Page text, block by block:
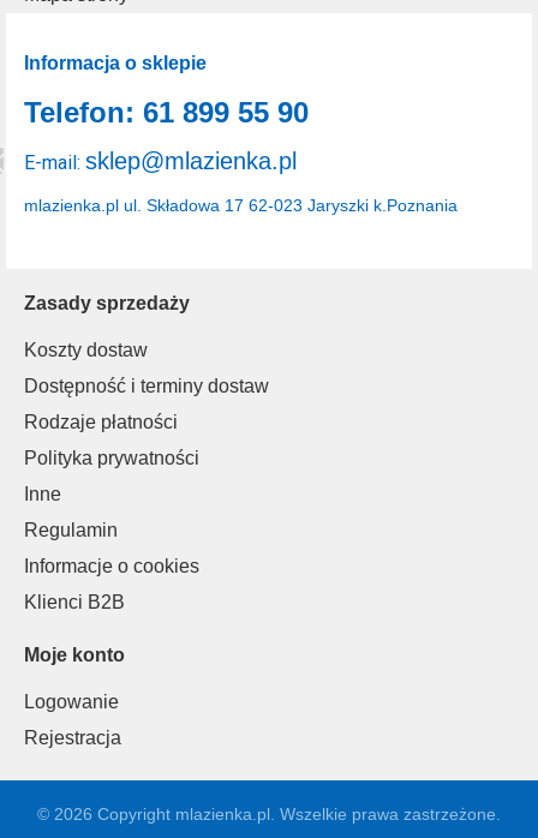
Zasady sprzedaży
Koszty dostaw
Dostępność i terminy dostaw
Rodzaje płatności
Polityka prywatności
Inne
Regulamin
Informacje o cookies
Klienci B2B
Moje konto
Logowanie
Rejestracja
Informacja o sklepie
mlazienka.pl ul. Składowa 17 62-023 Jaryszki k.Poznania
Telefon: 61 899 55 90
E-mail: sklep@mlazienka.pl
© 2026 Copyright mlazienka.pl. Wszelkie prawa zastrzeżone.